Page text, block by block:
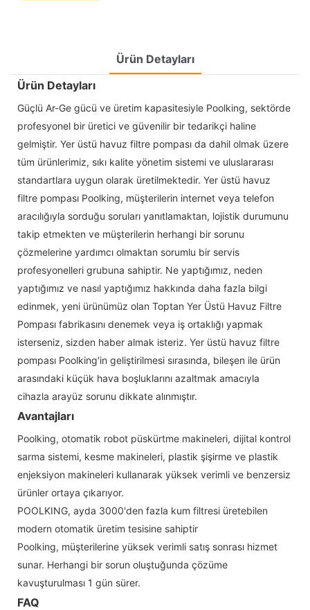
Ürün Detayları
Ürün Detayları
Güçlü Ar-Ge gücü ve üretim kapasitesiyle Poolking, sektörde
profesyonel bir üretici ve güvenilir bir tedarikçi haline
gelmiştir. Yer üstü havuz filtre pompası da dahil olmak üzere
tüm ürünlerimiz, sıkı kalite yönetim sistemi ve uluslararası
standartlara uygun olarak üretilmektedir. Yer üstü havuz
filtre pompası Poolking, müşterilerin internet veya telefon
aracılığıyla sorduğu soruları yanıtlamaktan, lojistik durumunu
takip etmekten ve müşterilerin herhangi bir sorunu
çözmelerine yardımcı olmaktan sorumlu bir servis
profesyonelleri grubuna sahiptir. Ne yaptığımız, neden
yaptığımız ve nasıl yaptığımız hakkında daha fazla bilgi
edinmek, yeni ürünümüz olan Toptan Yer Üstü Havuz Filtre
Pompası fabrikasını denemek veya iş ortaklığı yapmak
isterseniz, sizden haber almak isteriz. Yer üstü havuz filtre
pompası Poolking'in geliştirilmesi sırasında, bileşen ile ürün
arasındaki küçük hava boşluklarını azaltmak amacıyla
cihazla arayüz sorunu dikkate alınmıştır.
Avantajları
Poolking, otomatik robot püskürtme makineleri, dijital kontrol
sarma sistemi, kesme makineleri, plastik şişirme ve plastik
enjeksiyon makineleri kullanarak yüksek verimli ve benzersiz
ürünler ortaya çıkarıyor.
POOLKING, ayda 3000'den fazla kum filtresi üretebilen
modern otomatik üretim tesisine sahiptir
Poolking, müşterilerine yüksek verimli satış sonrası hizmet
sunar. Herhangi bir sorun oluştuğunda çözüme
kavuşturulması 1 gün sürer.
FAQ